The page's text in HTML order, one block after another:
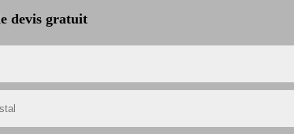
devis gratuit